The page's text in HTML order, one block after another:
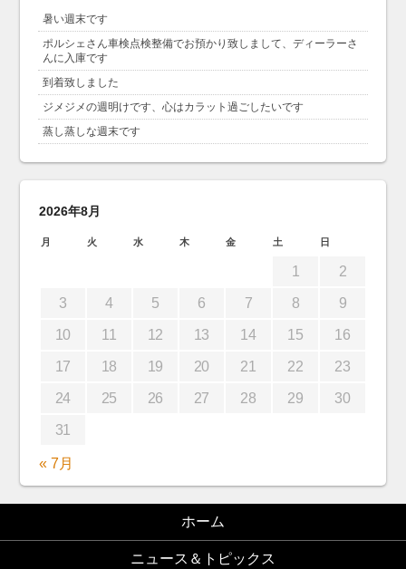
暑い週末です
ポルシェさん車検点検整備でお預かり致しまして、ディーラーさ
んに入庫です
到着致しました
ジメジメの週明けです、心はカラット過ごしたいです
蒸し蒸しな週末です
2026年8月
月 火 水 木 金 土 日
1 2
3 4 5 6 7 8 9
10 11 12 13 14 15 16
17 18 19 20 21 22 23
24 25 26 27 28 29 30
31
« 7月
ホーム
ニュース＆トピックス